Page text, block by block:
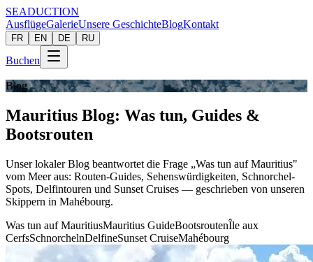
SEADUCTION
AusflügeGalerieUnsere GeschichteBlogKontakt
FR EN DE RU
Buchen
Blog
Mauritius Blog: Was tun, Guides &
Bootsrouten
Unser lokaler Blog beantwortet die Frage „Was tun auf Mauritius"
vom Meer aus: Routen-Guides, Sehenswürdigkeiten, Schnorchel-
Spots, Delfintouren und Sunset Cruises — geschrieben von unseren
Skippern in Mahébourg.
Was tun auf MauritiusMauritius GuideBootsroutenÎle aux
CerfsSchnorchelnDelfineSunset CruiseMahébourg